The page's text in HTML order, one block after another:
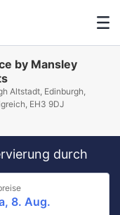
by Mansley
Altstadt, Edinburgh,
EH3 9DJ
durch
8. Aug.